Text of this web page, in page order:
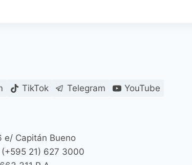
TikTok Telegram YouTube
e/ Capitán Bueno
21) 627 3000